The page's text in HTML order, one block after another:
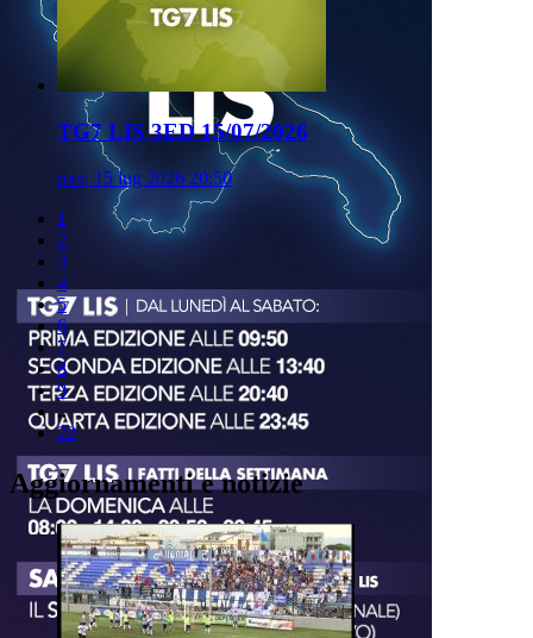
TG7 LIS 3ED 15/07/2026
mer, 15 lug 2026 20:50
1
2
3
4
5
6
7
8
9
..
22
Aggiornamenti e notizie